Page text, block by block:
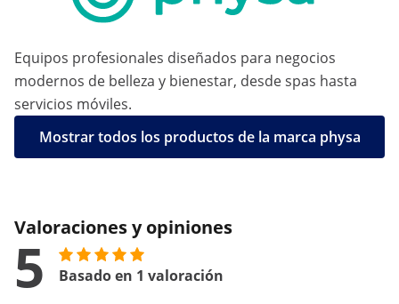
Equipos profesionales diseñados para negocios
modernos de belleza y bienestar, desde spas hasta
servicios móviles.
Mostrar todos los productos de la marca physa
Valoraciones y opiniones
5 Basado en 1 valoración